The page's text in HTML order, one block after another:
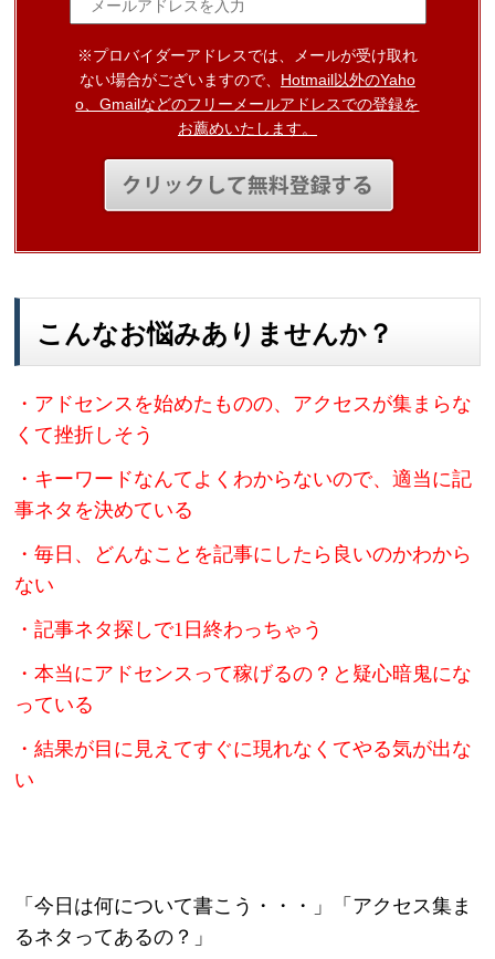
※プロバイダーアドレスでは、メールが受け取れ
ない場合がございますので、 Hotmail以外のYaho
o、Gmailなどのフリーメールアドレスでの登録を
お薦めいたします。
こんなお悩みありませんか？
・アドセンスを始めたものの、アクセスが集まらな
くて挫折しそう
・キーワードなんてよくわからないので、適当に記
事ネタを決めている
・毎日、どんなことを記事にしたら良いのかわから
ない
・記事ネタ探しで1日終わっちゃう
・本当にアドセンスって稼げるの？と疑心暗鬼にな
っている
・結果が目に見えてすぐに現れなくてやる気が出な
い
「今日は何について書こう・・・」「アクセス集ま
るネタってあるの？」